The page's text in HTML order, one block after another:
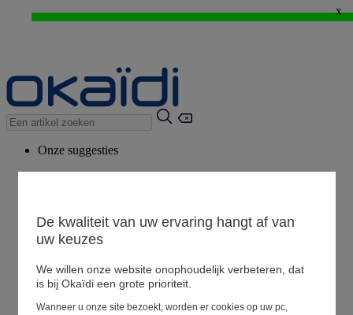
WEB ONLY: -20%* vanaf 3 aangekochte artikelen > Ik geniat ervan !
x
Onze suggesties
Bekijk alle artikelen
Winkel
De kwaliteit van uw ervaring hangt af van
uw keuzes
We willen onze website onophoudelijk verbeteren, dat
is bij Okaïdi een grote prioriteit.
Wanneer u onze site bezoekt, worden er cookies op uw pc,